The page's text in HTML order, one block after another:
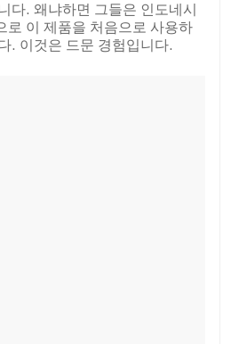
다. 왜냐하면 그들은 인도네시
로 이 제품을 처음으로 사용하
. 이것은 드문 경험입니다.